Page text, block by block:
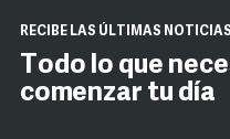
RECIBE LAS ÚLTIMAS
Todo lo que
comenzar tu día